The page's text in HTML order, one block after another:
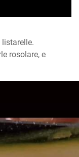
rosolare, e